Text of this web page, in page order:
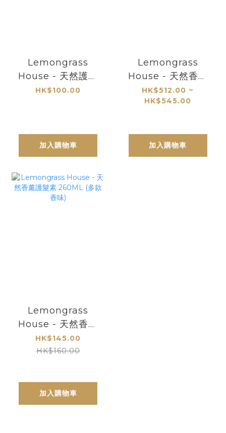
Lemongrass
House - 天然護髮
精華油60ml
HK$100.00
加入購物車
Lemongrass
House - 天然香薰
洗髮露 1公升
HK$512.00 ~
HK$545.00
加入購物車
Lemongrass
House - 天然香薰
護髮素 260ML (多
款香味)
HK$145.00
HK$160.00
加入購物車